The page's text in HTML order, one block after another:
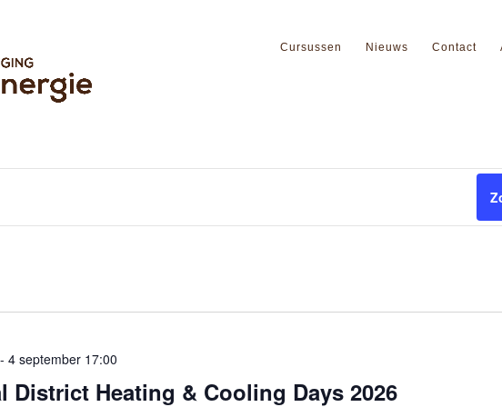
Cursussen Nieuws Contact
- 4 september 17:00
District Heating & Cooling Days 2026